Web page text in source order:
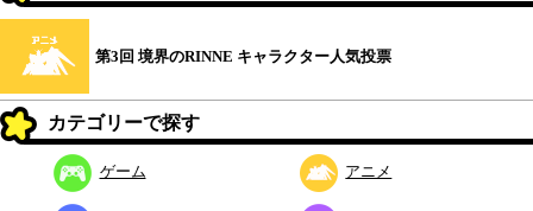
第3回 境界のRINNE キャラクター人気投票
カテゴリーで探す
ゲーム アニメ